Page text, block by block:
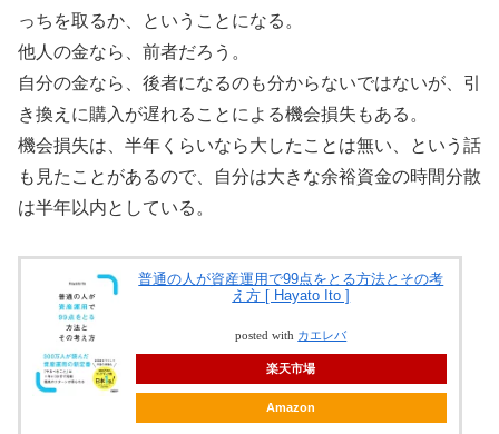
っちを取るか、ということになる。
他人の金なら、前者だろう。
自分の金なら、後者になるのも分からないではないが、引
き換えに購入が遅れることによる機会損失もある。
機会損失は、半年くらいなら大したことは無い、という話
も見たことがあるので、自分は大きな余裕資金の時間分散
は半年以内としている。
普通の人が資産運用で99点をとる方法とその考
え方 [ Hayato Ito ]
posted with カエレバ
楽天市場
Amazon